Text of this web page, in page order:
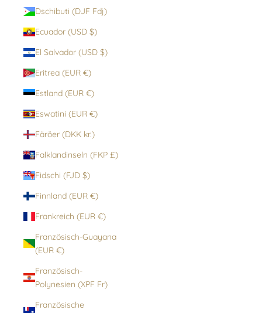
Dschibuti (DJF Fdj)
Ecuador (USD $)
El Salvador (USD $)
Eritrea (EUR €)
Estland (EUR €)
Eswatini (EUR €)
Färöer (DKK kr.)
Falklandinseln (FKP £)
Fidschi (FJD $)
Finnland (EUR €)
Frankreich (EUR €)
Französisch-Guayana
(EUR €)
Französisch-
Polynesien (XPF Fr)
Französische